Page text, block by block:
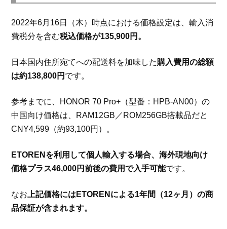
2022年6月16日（木）時点における価格設定は、輸入消
費税分を含む税込価格が135,900円。
日本国内住所宛てへの配送料を加味した購入費用の総額
は約138,800円 です。
参考までに、HONOR 70 Pro+（型番：HPB-AN00）の
中国向け価格は、RAM12GB／ROM256GB搭載品だと
CNY4,599（約93,100円）。
ETORENを利用して個人輸入する場合、海外現地向け
価格プラス46,000円前後の費用で入手可能です。
なお 上記価格にはETORENによる1年間（12ヶ月）の商
品保証が含まれます。